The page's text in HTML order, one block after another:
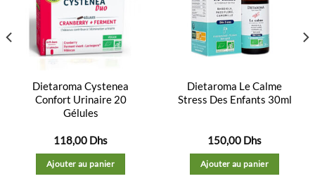
d’envies
Dietaroma Cystenea
Confort Urinaire 20
Gélules
118,00 Dhs
Ajouter au panier
Dietaroma Le Calme
Stress Des Enfants 30ml
150,00 Dhs
Ajouter au panier